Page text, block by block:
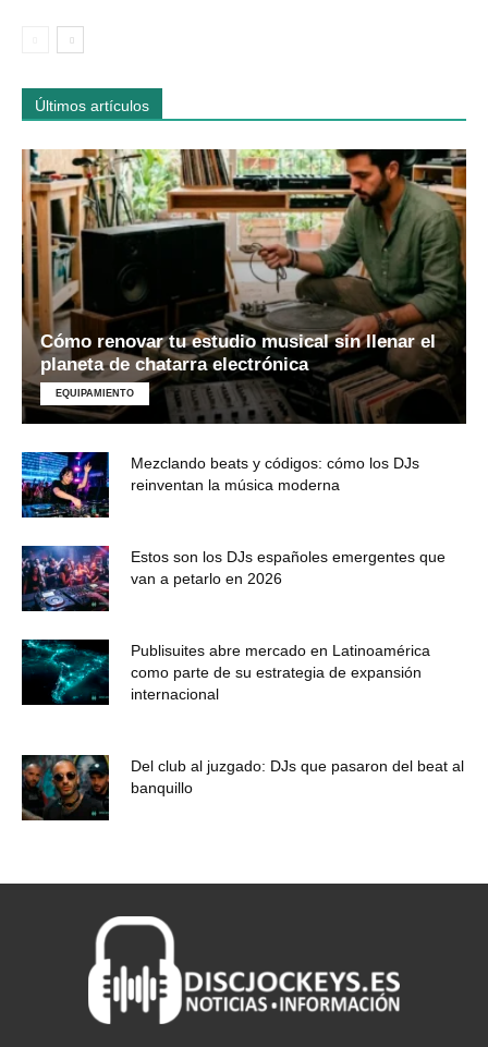
Últimos artículos
Cómo renovar tu estudio musical sin llenar el
planeta de chatarra electrónica
EQUIPAMIENTO
Mezclando beats y códigos: cómo los DJs
reinventan la música moderna
Estos son los DJs españoles emergentes que
van a petarlo en 2026
Publisuites abre mercado en Latinoamérica
como parte de su estrategia de expansión
internacional
Del club al juzgado: DJs que pasaron del beat al
banquillo